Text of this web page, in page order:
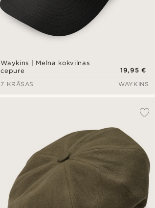
Waykins | Melna kokvilnas
cepure
19,95 €
7 KRĀSAS
WAYKINS